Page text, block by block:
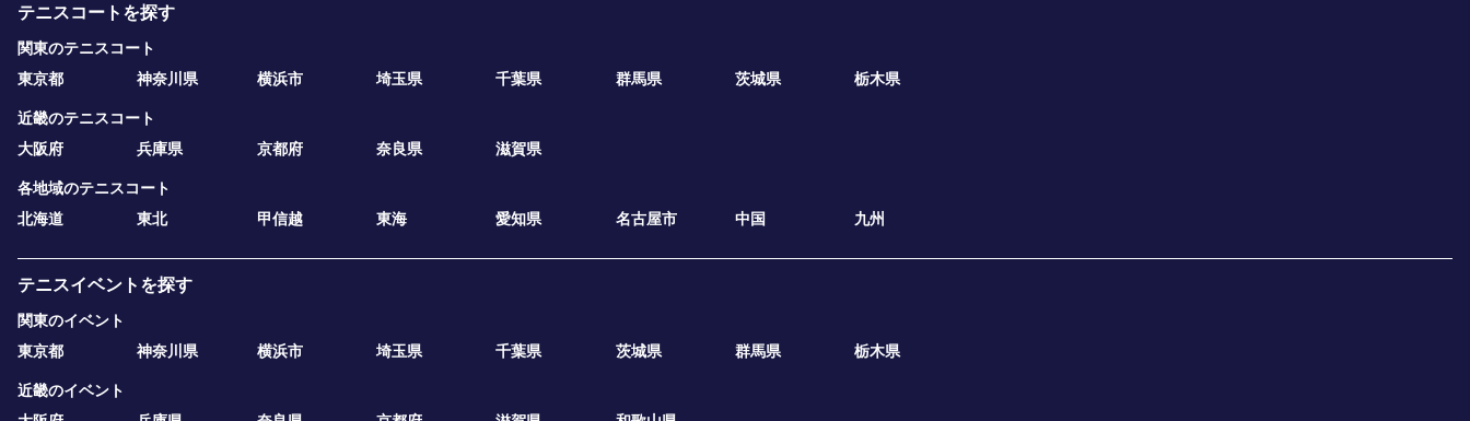
テニスコートを探す
関東のテニスコート
東京都
神奈川県 横浜市 埼玉県 千葉県 群馬県 茨城県 栃木県
近畿のテニスコート
大阪府
兵庫県 京都府 奈良県 滋賀県
各地域のテニスコート
北海道
東北 甲信越 東海 愛知県 名古屋市 中国 九州
テニスイベントを探す
関東のイベント
東京都
神奈川県 横浜市 埼玉県 千葉県 茨城県 群馬県 栃木県
近畿のイベント